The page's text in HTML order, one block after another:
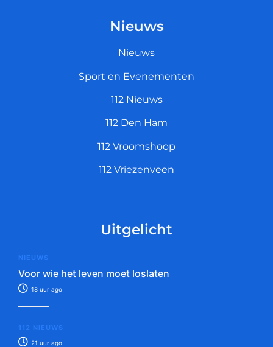
Nieuws
Nieuws
Sport en Evenementen
112 Nieuws
112 Den Ham
112 Vroomshoop
112 Vriezenveen
Uitgelicht
NIEUWS
Voor wie het leven moet loslaten
18 uur ago
112 NIEUWS
21 uur ago